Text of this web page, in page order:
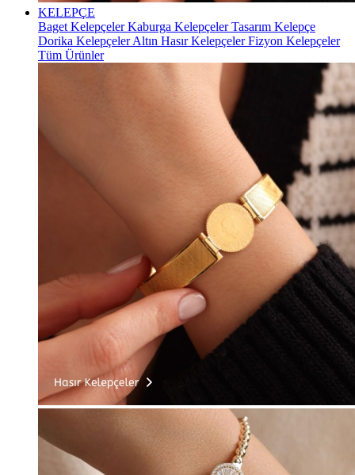
KELEPÇE
Baget KelepçelerKaburga KelepçelerTasarım Kelepçe
Dorika KelepçelerAltın Hasır KelepçelerFizyon Kelepçeler
Tüm Ürünler